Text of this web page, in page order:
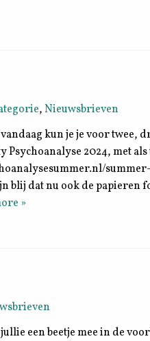
,Nieuwsbrieven
kun je je voor twee,
2024, met als
blij dat nu ook de papieren
»
een beetje mee in de